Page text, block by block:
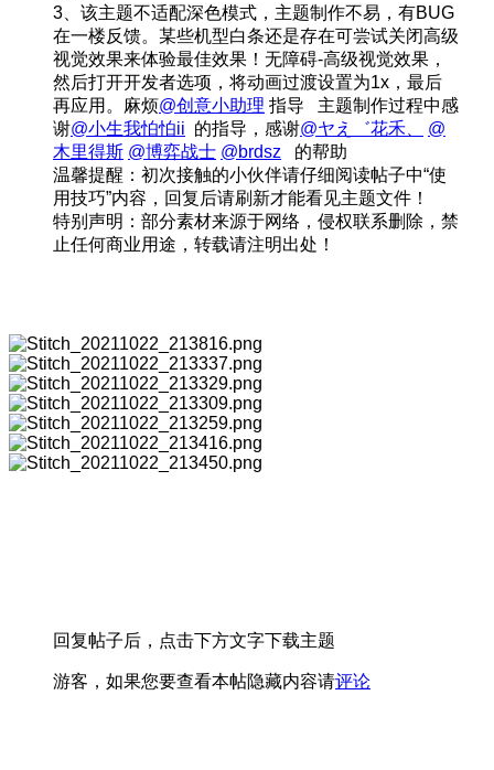
3、该主题不适配深色模式，主题制作不易，有BUG
在一楼反馈。某些机型白条还是存在可尝试关闭高级
视觉效果来体验最佳效果！无障碍-高级视觉效果，
然后打开开发者选项，将动画过渡设置为1x，最后
再应用。麻烦@创意小助理 指导 主题制作过程中感
谢@小生我怕怕ii 的指导，感谢@ヤえ゛花禾、
@
木里得斯 @博弈战士 @brdsz 的帮助
温馨提醒：初次接触的小伙伴请仔细阅读帖子中“使
用技巧”内容，回复后请刷新才能看见主题文件！
特别声明：部分素材来源于网络，侵权联系删除，禁
止任何商业用途，转载请注明出处！
回复帖子后，点击下方文字下载主题
游客，如果您要查看本帖隐藏内容请评论